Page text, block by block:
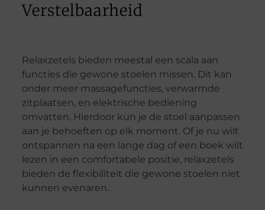
Verstelbaarheid
Relaxzetels bieden meestal een scala aan
functies die gewone stoelen missen. Dit kan
onder meer massagefuncties, verwarmde
zitplaatsen, en elektrische bediening
omvatten. Hierdoor kun je de stoel aanpassen
aan je behoeften op elk moment. Of je nu wilt
ontspannen na een lange dag of een boek wilt
lezen in een comfortabele positie, relaxzetels
bieden de flexibiliteit die gewone stoelen niet
kunnen evenaren.